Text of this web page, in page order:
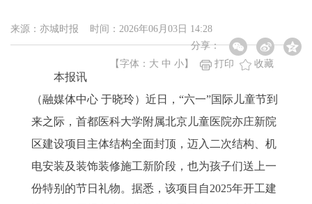
来源：亦城时报 时间：2026年06月03日 14:28
分享：
【字体： 大 中 小 】 打印 收藏
本报讯
（融媒体中心 于晓玲）近日，“六一”国际儿童节到
来之际，首都医科大学附属北京儿童医院亦庄新院
区建设项目主体结构全面封顶，迈入二次结构、机
电安装及装饰装修施工新阶段，也为孩子们送上一
份特别的节日礼物。据悉，该项目自2025年开工建